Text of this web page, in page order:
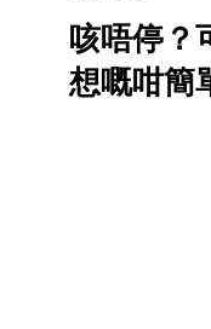
咳唔停？
想嘅咁簡